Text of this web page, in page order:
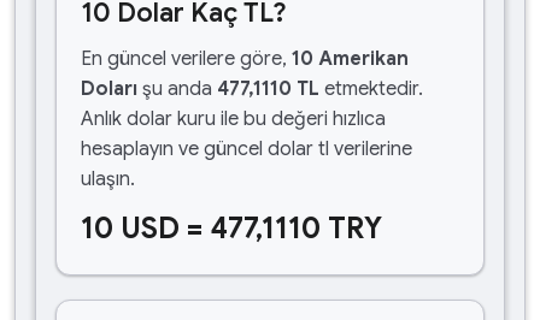
10 Dolar Kaç TL?
En güncel verilere göre, 10 Amerikan
Doları şu anda 477,1110 TL etmektedir.
Anlık dolar kuru ile bu değeri hızlıca
hesaplayın ve güncel dolar tl verilerine
ulaşın.
10 USD = 477,1110 TRY